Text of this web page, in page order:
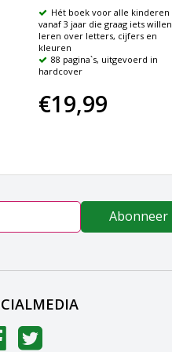
Hét boek voor alle kinderen
vanaf 3 jaar die graag iets willen
leren over letters, cijfers en
kleuren
88 pagina`s, uitgevoerd in
hardcover
€19,99
Abonneer